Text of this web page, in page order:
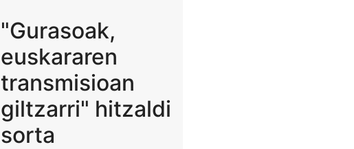
"Gurasoak,
euskararen
transmisioan
giltzarri" hitzaldi
sorta